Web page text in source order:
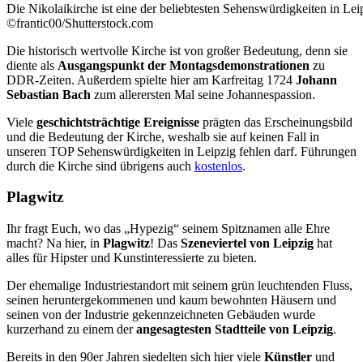
Die Nikolaikirche ist eine der beliebtesten Sehenswürdigkeiten in
©frantic00/Shutterstock.com
Die historisch wertvolle Kirche ist von großer Bedeutung, denn sie
diente als Ausgangspunkt der Montagsdemonstrationen zu
DDR-Zeiten. Außerdem spielte hier am Karfreitag 1724 Johann
Sebastian Bach zum allerersten Mal seine Johannespassion.
Viele geschichtsträchtige Ereignisse prägten das Erscheinungsbild
und die Bedeutung der Kirche, weshalb sie auf keinen Fall in
unseren TOP Sehenswürdigkeiten in Leipzig fehlen darf. Führungen
durch die Kirche sind übrigens auch kostenlos.
Plagwitz
Ihr fragt Euch, wo das „Hypezig“ seinem Spitznamen alle Ehre
macht? Na hier, in Plagwitz! Das Szeneviertel von Leipzig hat
alles für Hipster und Kunstinteressierte zu bieten.
Der ehemalige Industriestandort mit seinem grün leuchtenden Fluss,
seinen heruntergekommenen und kaum bewohnten Häusern und
seinen von der Industrie gekennzeichneten Gebäuden wurde
kurzerhand zu einem derangesagtesten Stadtteile von Leipzig.
Bereits in den 90er Jahren siedelten sich hier viele Künstler und